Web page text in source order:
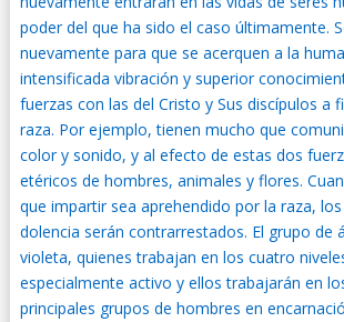
poder del que ha sido el caso últimamente.
nuevamente para que se acerquen a la
intensificada vibración y superior
fuerzas con las del Cristo y Sus discípulos a
raza. Por ejemplo, tienen mucho que
color y sonido, y al efecto de estas dos
etéricos de hombres, animales y flores.
que impartir sea aprehendido por la raza,
dolencia serán contrarrestados. El grupo de
violeta, quienes trabajan en los cuatro
especialmente activo y ellos trabajarán en
principales grupos de hombres en